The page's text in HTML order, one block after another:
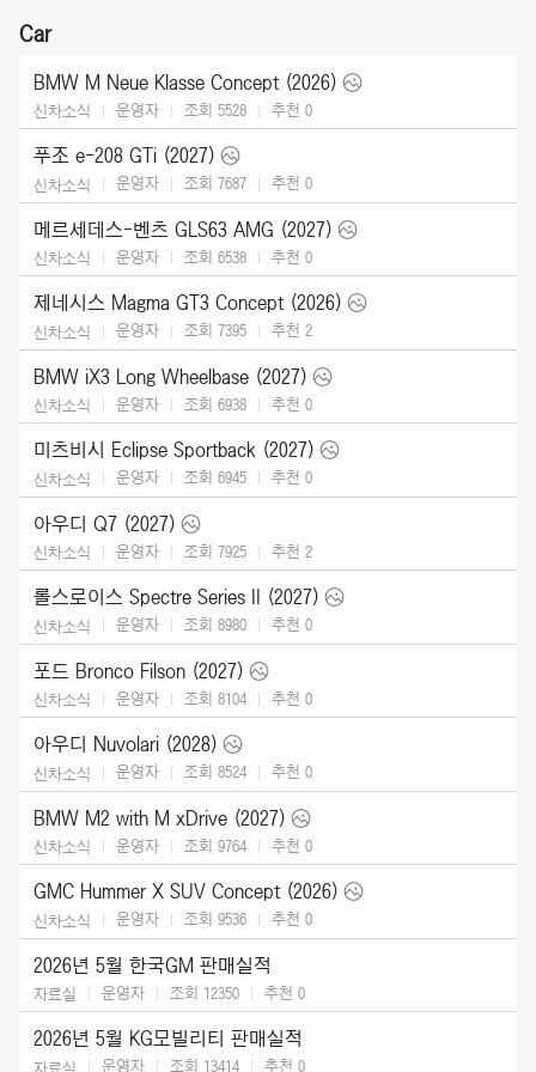
Car
BMW M Neue Klasse Concept (2026)
신차소식 운영자 조회 5528 추천 0
푸조 e-208 GTi (2027)
신차소식 운영자 조회 7687 추천 0
메르세데스-벤츠 GLS63 AMG (2027)
신차소식 운영자 조회 6538 추천 0
제네시스 Magma GT3 Concept (2026)
신차소식 운영자 조회 7395 추천 2
BMW iX3 Long Wheelbase (2027)
신차소식 운영자 조회 6938 추천 0
미츠비시 Eclipse Sportback (2027)
신차소식 운영자 조회 6945 추천 0
아우디 Q7 (2027)
신차소식 운영자 조회 7925 추천 2
롤스로이스 Spectre Series II (2027)
신차소식 운영자 조회 8980 추천 0
포드 Bronco Filson (2027)
신차소식 운영자 조회 8104 추천 0
아우디 Nuvolari (2028)
신차소식 운영자 조회 8524 추천 0
BMW M2 with M xDrive (2027)
신차소식 운영자 조회 9764 추천 0
GMC Hummer X SUV Concept (2026)
신차소식 운영자 조회 9536 추천 0
2026년 5월 한국GM 판매실적
자료실 운영자 조회 12350 추천 0
2026년 5월 KG모빌리티 판매실적
자료실 운영자 조회 13414 추천 0